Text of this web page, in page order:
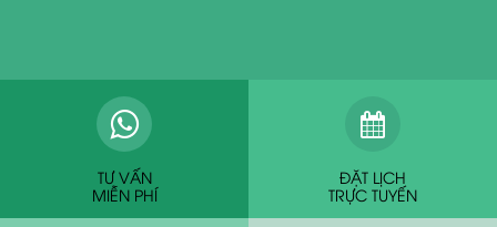
TƯ VẤN
MIỄN PHÍ
ĐẶT LỊCH
TRỰC TUYẾN